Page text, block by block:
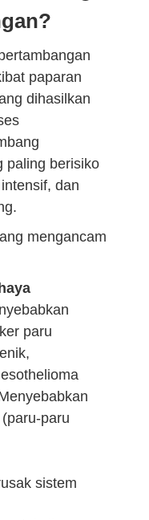
paparan
dihasilkan
paling berisiko
dan
mengancam
paru
paru
sistem